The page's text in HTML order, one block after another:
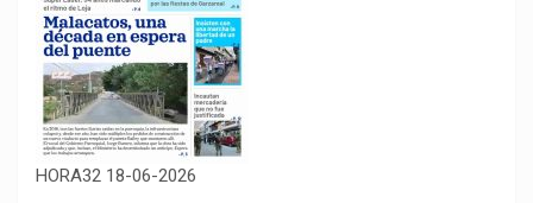
HORA32 18-06-2026